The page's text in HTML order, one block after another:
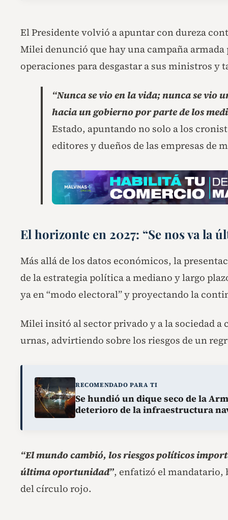
El Presidente volvió a apuntar con dureza
Milei denunció que hay una campaña armada
operaciones para desgastar a sus ministros y
“Nunca se vio en la vida; nunca se vio
hacia un gobierno por parte de los
Estado, apuntando no solo a los
editores y dueños de las empresas de
El horizonte en 2027: “Se nos va la
Más allá de los datos económicos, la
de la estrategia política a mediano y largo
ya en “modo electoral” y proyectando la
Milei insitó al sector privado y a la sociedad
urnas, advirtiendo sobre los riesgos de un
RECOMENDADO PARA TI
Se hundió un dique seco de la
deterioro de la infraestructura
“El mundo cambió, los riesgos políticos
última oportunidad”, enfatizó el
del círculo rojo.